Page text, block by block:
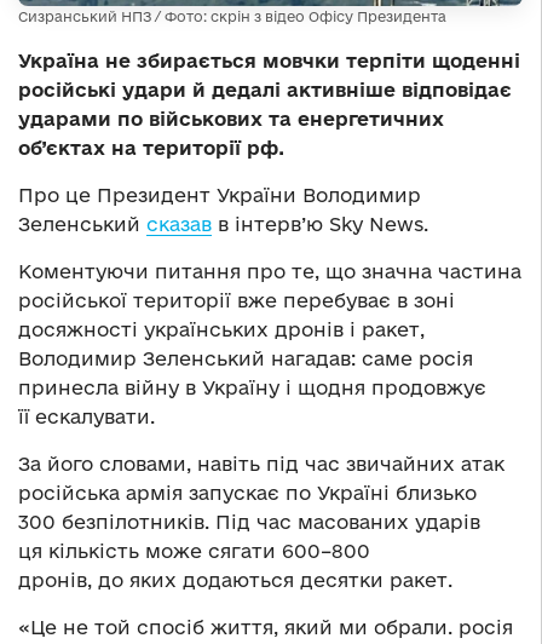
Сизранський НПЗ / Фото: скрін з відео Офісу Президента
Україна не збирається мовчки терпіти щоденні
російські удари й дедалі активніше відповідає
ударами по військових та енергетичних
об’єктах на території рф.
Про це Президент України Володимир
Зеленський сказав в інтерв’ю Sky News.
Коментуючи питання про те, що значна частина
російської території вже перебуває в зоні
досяжності українських дронів і ракет,
Володимир Зеленський нагадав: саме росія
принесла війну в Україну і щодня продовжує
її ескалувати.
За його словами, навіть під час звичайних атак
російська армія запускає по Україні близько
300 безпілотників. Під час масованих ударів
ця кількість може сягати 600–800
дронів, до яких додаються десятки ракет.
«Це не той спосіб життя, який ми обрали. росія